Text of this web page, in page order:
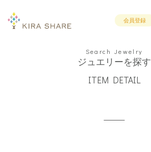
会員登録
Search Jewelry
ジュエリーを探す
ITEM DETAIL